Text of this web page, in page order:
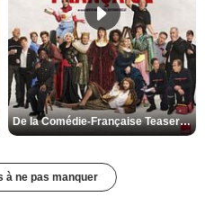
De la Comédie-Française Teaser VF
à ne pas manquer